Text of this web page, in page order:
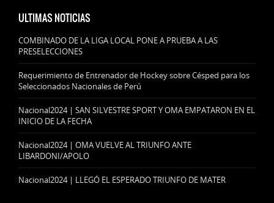
ULTIMAS NOTICIAS
COMBINADO DE LA LIGA LOCAL PONE A PRUEBA A LAS
PRESELECCIONES
Requerimiento de Entrenador de Hockey sobre Césped para los
Seleccionados Nacionales de Perú
Nacional2024 | SAN SILVESTRE SPORT Y OMA EMPATARON EN EL
INICIO DE LA FECHA
Nacional2024 | OMA VUELVE AL TRIUNFO ANTE
LIBARDONI/APOLO
Nacional2024 | LLEGÓ EL ESPERADO TRIUNFO DE MATER